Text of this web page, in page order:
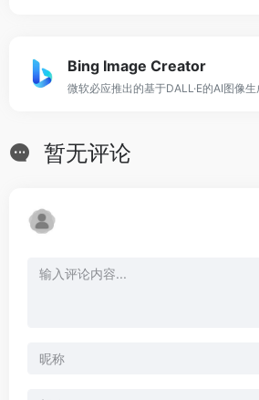
Bing Image Creator
微软必应推出的基于DALL·E的AI图像生
暂无评论